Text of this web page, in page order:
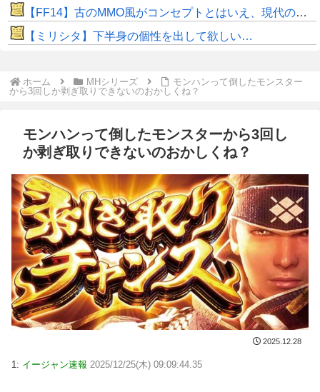
【FF14】古のMMO風がコンセプトとはいえ、現代の環境に「アクセ極低ドロ率」は合っていないのでは？と話題に
【ミリシタ】下半身の個性を出して欲しい…
ホーム MHシリーズ
モンハンって倒したモンスター
から3回しか剥ぎ取りできないのおかしくね？
モンハンって倒したモンスターから3回し
か剥ぎ取りできないのおかしくね？
2025.12.28
1: イージャン速報 2025/12/25(木) 09:09:44.35